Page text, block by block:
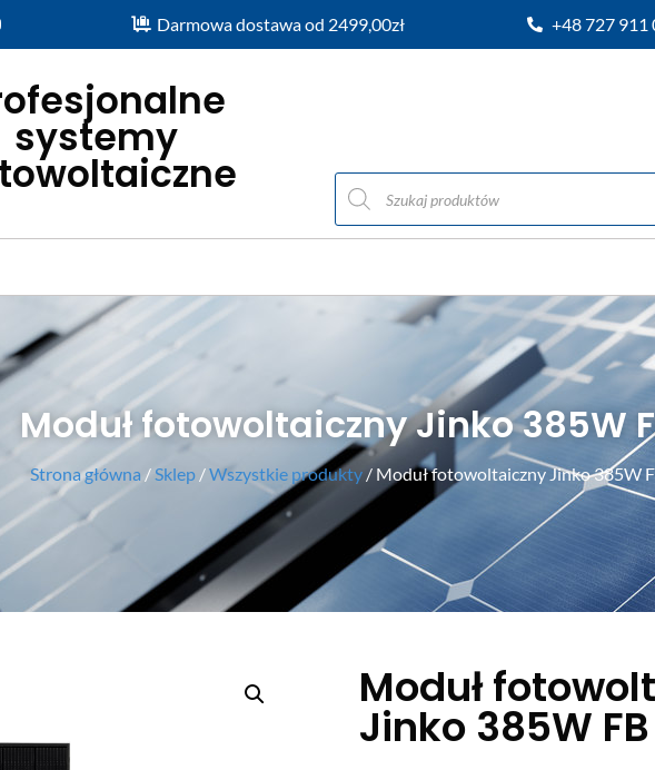
Darmowa dostawa od 2499,00zł +48 727 911
systemy
Moduł fotowoltaiczny Jinko 385W
Strona główna /Sklep /Wszystkie produkty / Moduł fotowoltaiczny Jinko 385W
Moduł
Jinko 385W FB